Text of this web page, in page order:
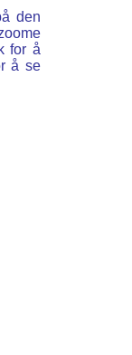
den
for å
å se